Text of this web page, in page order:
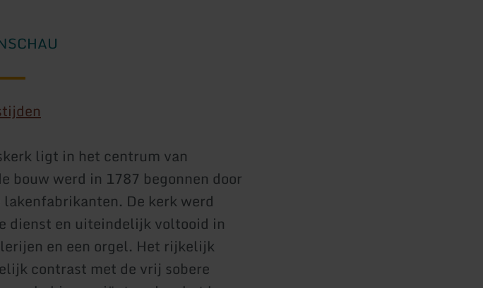
ligt in het centrum van
bouw werd in 1787 begonnen door
De kerk werd
dienst en uiteindelijk voltooid in
en een orgel. Het rijkelijk
contrast met de vrij sobere